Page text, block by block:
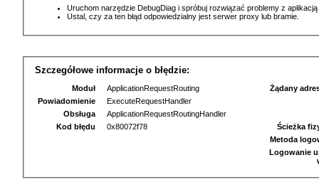
Uruchom narzędzie DebugDiag i spróbuj rozwiązać problemy z
Ustal, czy za ten błąd odpowiedzialny jest serwer proxy lub bramie.
Szczegółowe informacje o błędzie:
Moduł
ApplicationRequestRouting
Powiadomienie
ExecuteRequestHandler
Obsługa
ApplicationRequestRoutingHandler
Kod błędu
0x80072f78
Żądany
Ścieżka
Metoda
Logowanie